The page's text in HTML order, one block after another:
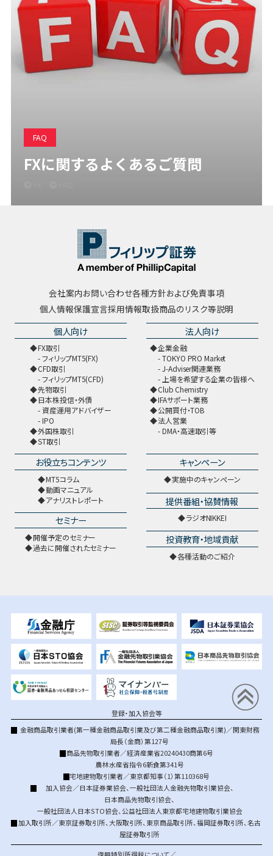
FAQ
FXに関するよくあるご質問
会社案内お問い合わせ各種方針および免責事項
個人情報保護宣言採用情報取扱商品のリスク等説明
個人向け
FX取引
フィリップMT5(FX)
CFD取引
フィリップMT5(CFD)
先物取引
日本株投信・外債
資産運用アドバイザー
IPO
外国株取引
ST取引
法人向け
企業金融
TOKYO PRO Market
J-Adviser関連業務
上場を希望する企業の皆様へ
Club Chemistry
IFAサポート業務
公開買付・TOB
法人営業
DMA・高速取引等
お役立ちコンテンツ
MT5コラム
動画マニュアル
アナリストレポート
セミナー
開催予定のセミナー
過去に開催されたセミナー
キャンペーン
実施中のキャンペーン
提供番組・協賛情報
ラジオNIKKEI
投資教育・地域貢献
各種活動のご紹介
登録・加入協会等
金融商品取引業者(第一種金融商品取引業及び第二種金融商品取引業)／関東財務
局長（金商）第127号
商品先物取引業者／経済産業省20240430商第6号
農林水産省指令6新食第341号
宅地建物取引業者／東京都知事（1）第110368号
加入協会／日本証券業協会、一般社団法人金融先物取引業協会、
日本商品先物取引協会、
一般社団法人日本STO協会、公益社団法人東京都宅地建物取引業協会
加入取引所／東京証券取引所、大阪取引所、 東京商品取引所、福岡証券取引所、名古
屋証券取引所